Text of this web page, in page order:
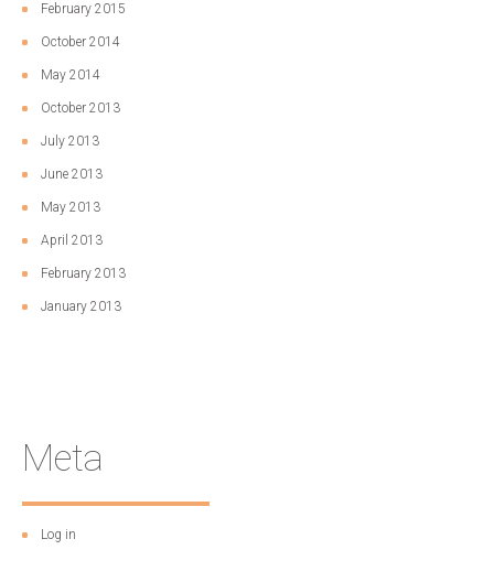
February 2015
October 2014
May 2014
October 2013
July 2013
June 2013
May 2013
April 2013
February 2013
January 2013
Meta
Log in